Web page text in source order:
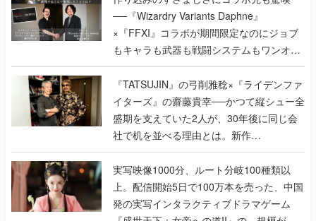
──『Wizardry Variants Daphne』
×『FFXI』コラボが期間限定なのにジョブ
もキャラも武器も戦闘システムもワンオフ
で作り込まれた理由を両ディレクターに聞
く
『TATSUJIN』の弓削雅稔×『ライデンファ
イターズ』の齋藤貴幸──かつて縦シュー全
盛期を支えていた2人が、30年後に同じ会
社で机を並べる理由とは。新作
『TATSUJIN EXTREME』で初タッグを組
んだレジェンド2人に訊く開発秘話
実写映像1000分、ルート分岐100種類以
上。配信開始5日で100万本を売った、中国
発の実写インタラクティブドラマゲーム